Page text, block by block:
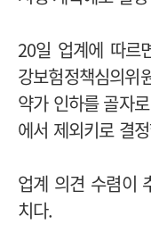
20일 업계에 따르
강보험정책심의
약가 인하를 골자
에서 제외키로 결
업계 의견 수렴이
치다.